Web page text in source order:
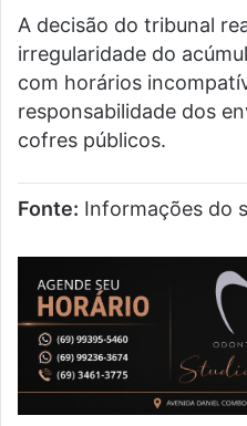
A decisão do tribunal
irregularidade do
com horários
responsabilidade dos
cofres públicos.
Fonte: Informações do